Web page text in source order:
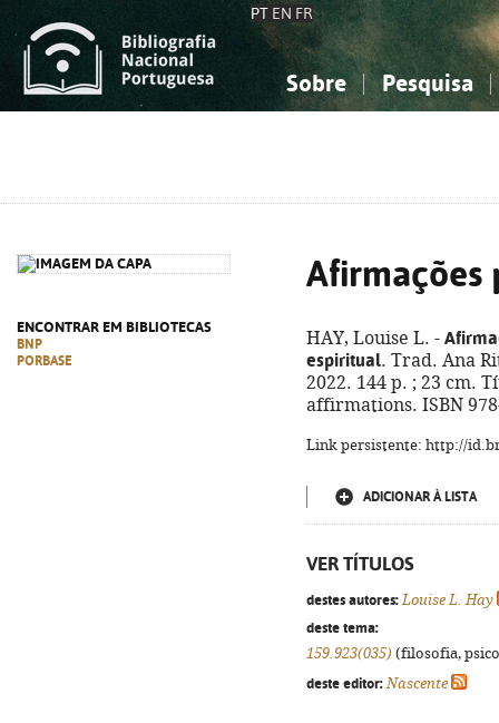
PT EN FR
Sobre Pesquisa
ENCONTRAR EM BIBLIOTECAS
BNP
PORBASE
Afirmações
HAY, Louise L. -
espiritual. Trad. Ana
2022. 144 p. ; 23 cm.
affirmations. ISBN
Link persistente: http://
ADICIONAR À LISTA
VER TÍTULOS
destes autores: Louise L. Hay
deste tema:
159.923(035) (filosofia,
deste editor: Nascente